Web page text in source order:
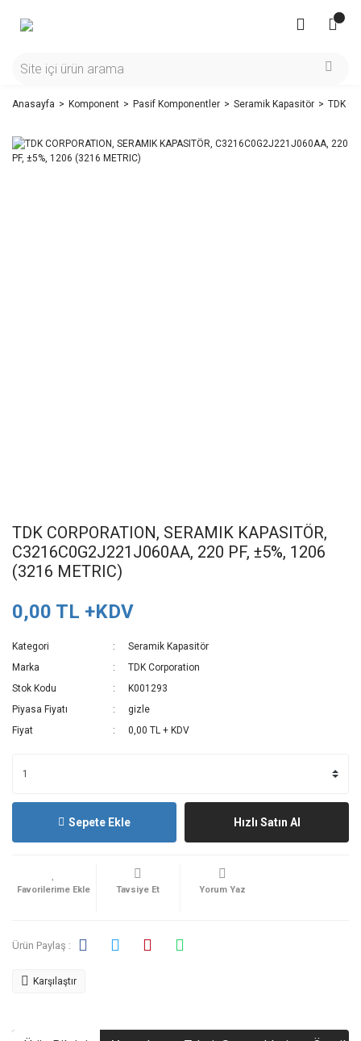
Anasayfa Komponent Pasif Komponentler Seramik Kapasitör TDK
TDK CORPORATION, SERAMIK KAPASITÖR,
C3216C0G2J221J060AA, 220 PF, ±5%, 1206
(3216 METRIC)
0,00 TL +KDV
Kategori
Seramik Kapasitör
Marka
TDK Corporation
Stok Kodu
K001293
Piyasa Fiyatı
gizle
Fiyat
0,00 TL + KDV
Sepete Ekle Hızlı Satın Al
Tavsiye Et Yorum Yaz
Ürün Paylaş :
Karşılaştır